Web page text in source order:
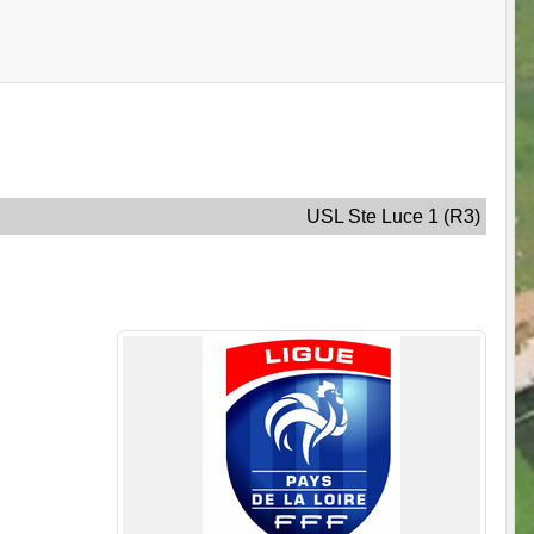
USL Ste Luce 1 (R3)